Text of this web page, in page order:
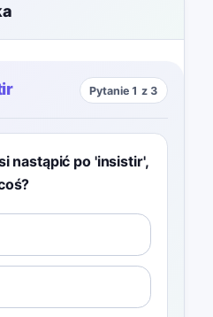
Pytanie 1 z 3
nastąpić po 'insistir',